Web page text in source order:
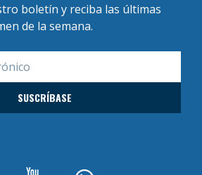
boletín y reciba las últimas
de la semana.